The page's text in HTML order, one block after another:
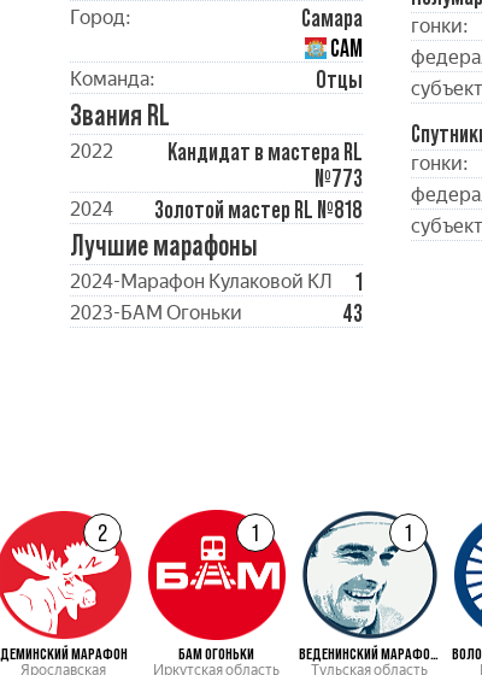
Город:
Самара
САМ
Команда: Отцы
Звания RL
2022
Кандидат в мастера RL
№773
2024 Золотой мастер RL №818
Лучшие марафоны
2024-Марафон Кулаковой КЛ 1
2023-БАМ Огоньки 43
гонки:
гонки:
2
ДЕМИНСКИЙ МАРАФОН
Ярославская
1
БАМ ОГОНЬКИ
Иркутская область
1
ВЕДЕНИНСКИЙ МАРАФОН КЛ
Тульская область